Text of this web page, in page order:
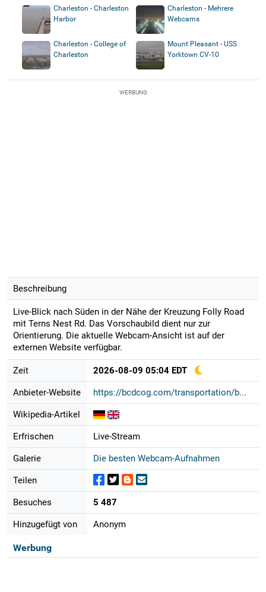
Charleston - Charleston
Harbor
Charleston - Mehrere
Webcams
Charleston - College of
Charleston
Mount Pleasant - USS
Yorktown CV-10
WERBUNG
Beschreibung
Live-Blick nach Süden in der Nähe der Kreuzung Folly Road
mit Terns Nest Rd. Das Vorschaubild dient nur zur
Orientierung. Die aktuelle Webcam-Ansicht ist auf der
externen Website verfügbar.
Zeit 2026-08-09 05:04 EDT
Anbieter-Website https://bcdcog.com/transportation/b...
Wikipedia-Artikel
Erfrischen Live-Stream
Galerie Die besten Webcam-Aufnahmen
Teilen
Besuches 5 487
Hinzugefügt von Anonym
Werbung